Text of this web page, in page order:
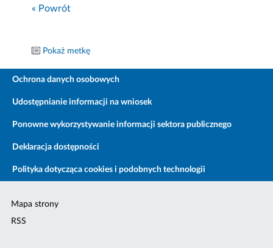
« Powrót
Pokaż metkę
Ochrona danych osobowych
Udostępnianie informacji na wniosek
Ponowne wykorzystywanie informacji sektora publicznego
Deklaracja dostępności
Polityka dotycząca cookies i podobnych technologii
Mapa strony
RSS